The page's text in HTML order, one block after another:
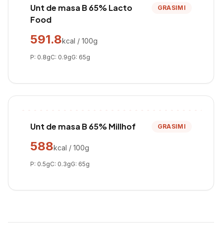
Unt de masa B 65% Lacto
Food
GRASIMI
591.8kcal / 100g
P: 0.8gC: 0.9gG: 65g
Unt de masa B 65% Millhof GRASIMI
588kcal / 100g
P: 0.5gC: 0.3gG: 65g